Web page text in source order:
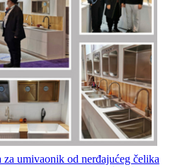
za umivaonik od nerđajućeg čelika